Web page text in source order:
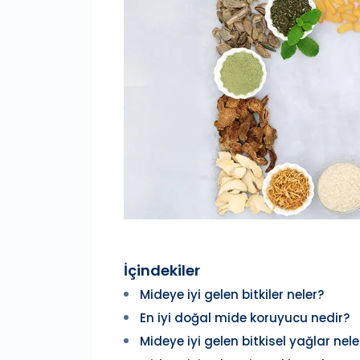
İçindekiler
Mideye iyi gelen bitkiler neler?
En iyi doğal mide koruyucu nedir?
Mideye iyi gelen bitkisel yağlar